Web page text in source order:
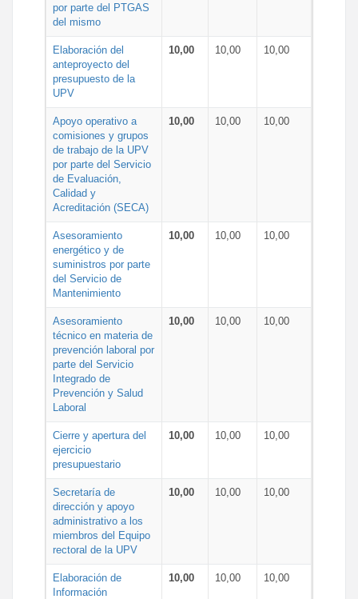
por parte del PTGAS
del mismo
Elaboración del
anteproyecto del
presupuesto de la
UPV
10,00 10,00 10,00
Apoyo operativo a
comisiones y grupos
de trabajo de la UPV
por parte del Servicio
de Evaluación,
Calidad y
Acreditación (SECA)
10,00 10,00 10,00
Asesoramiento
energético y de
suministros por parte
del Servicio de
Mantenimiento
10,00 10,00 10,00
Asesoramiento
técnico en materia de
prevención laboral por
parte del Servicio
Integrado de
Prevención y Salud
Laboral
10,00 10,00 10,00
Cierre y apertura del
ejercicio
presupuestario
10,00 10,00 10,00
Secretaría de
dirección y apoyo
administrativo a los
miembros del Equipo
rectoral de la UPV
10,00 10,00 10,00
Elaboración de
Información
10,00 10,00 10,00